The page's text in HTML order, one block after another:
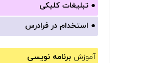
● تبلیغات کلیکی
● استخدام در فرادرس
آموزش برنامه نویسی